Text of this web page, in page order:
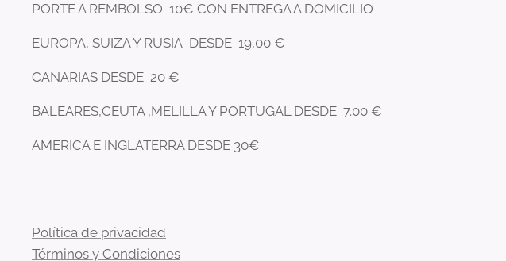
PORTE A REMBOLSO 10€ CON ENTREGA A DOMICILIO
EUROPA, SUIZA Y RUSIA DESDE 19,00 €
CANARIAS DESDE 20 €
BALEARES,CEUTA ,MELILLA Y PORTUGAL DESDE 7.00 €
AMERICA E INGLATERRA DESDE 30€
Política de privacidad
Términos y Condiciones